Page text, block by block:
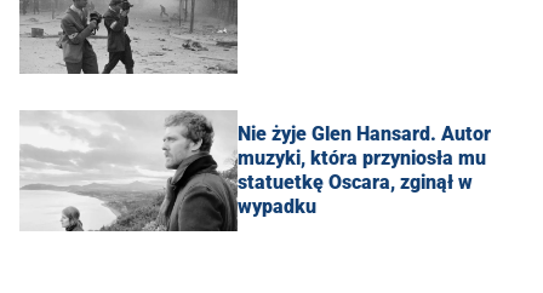
Nie żyje Glen Hansard. Autor
muzyki, która przyniosła mu
statuetkę Oscara, zginął w
wypadku